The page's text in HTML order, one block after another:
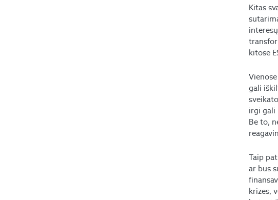
Kitas
kitose
gali
irgi gali
Be to,
Taip
ar bus
krizes,